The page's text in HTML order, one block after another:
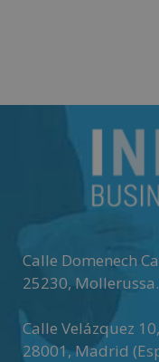
Calle Domenech
25230, Mollerussa.
Calle Velázquez
28001,Madrid